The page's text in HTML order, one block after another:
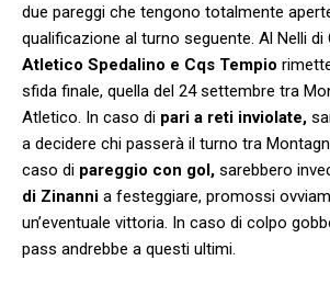
due pareggi che tengono totalmente
qualificazione al turno seguente. Al Nelli di
Atletico Spedalino e Cqs Tempio
sfida finale, quella del 24 settembre tra
Atletico. In caso di pari a reti inviolate,
a decidere chi passerà il turno tra
caso di pareggio con gol, sarebbero
di Zinanni a festeggiare, promossi
un’eventuale vittoria. In caso di colpo
pass andrebbe a questi ultimi.